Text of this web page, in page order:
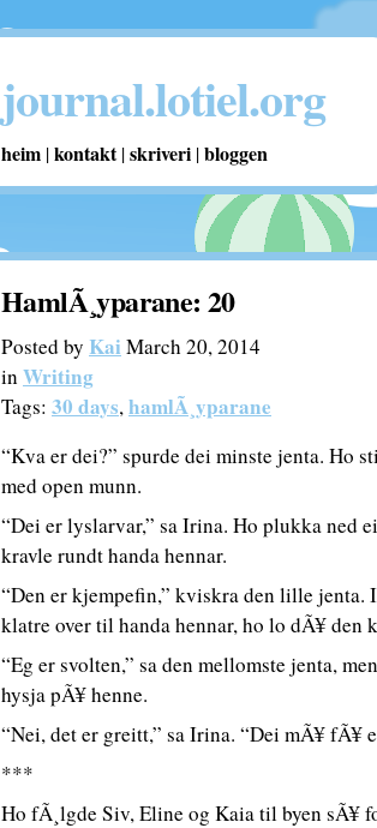
journal.lotiel.org
heim |kontakt|skriveri |bloggen
HamlÃ¸yparane: 20
Posted by Kai March 20, 2014
in Writing
Tags: 30 days,hamlÃ¸yparane
“Kva er dei?” spurde dei minste jenta. Ho
med open munn.
“Dei er lyslarvar,” sa Irina. Ho plukka ned
kravle rundt handa hennar.
“Den er kjempefin,” kviskra den lille jenta.
klatre over til handa hennar, ho lo dÃ¥ den
“Eg er svolten,” sa den mellomste jenta,
hysja pÃ¥ henne.
“Nei, det er greitt,” sa Irina. “Dei mÃ¥ fÃ¥
***
Ho fÃ¸lgde Siv, Eline og Kaia til byen sÃ¥